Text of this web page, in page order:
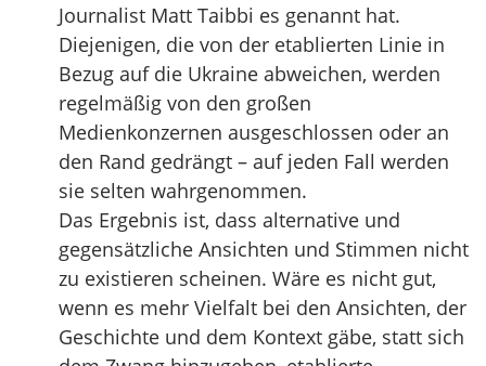
Journalist Matt Taibbi es genannt hat.
Diejenigen, die von der etablierten Linie in
Bezug auf die Ukraine abweichen, werden
regelmäßig von den großen
Medienkonzernen ausgeschlossen oder an
den Rand gedrängt – auf jeden Fall werden
sie selten wahrgenommen.
Das Ergebnis ist, dass alternative und
gegensätzliche Ansichten und Stimmen nicht
zu existieren scheinen. Wäre es nicht gut,
wenn es mehr Vielfalt bei den Ansichten, der
Geschichte und dem Kontext gäbe, statt sich